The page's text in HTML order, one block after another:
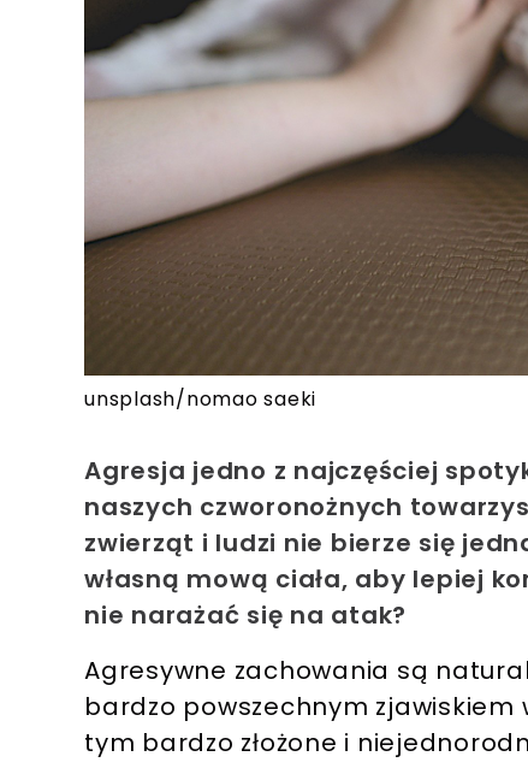
unsplash/nomao saeki
Agresja jedno z najczęściej
naszych czworonożnych
zwierząt i ludzi nie bierze się
własną mową ciała, aby lepiej
nie narażać się na atak?
Agresywne zachowania są
bardzo powszechnym zjawiskiem
tym bardzo złożone i